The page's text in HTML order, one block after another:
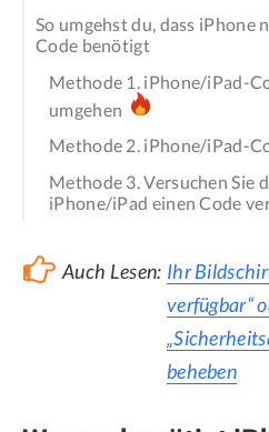
So umgehst du, dass iPhone
Code benötigt
Methode 1. iPhone/iPad-
umgehen
Methode 2. iPhone/iPad-
Methode 3. Versuchen Sie
iPhone/iPad einen Code
Auch Lesen: Ihr
verfügbar“
beheben